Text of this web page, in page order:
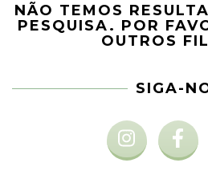
NÃO TEMOS
PESQUISA. POR
OUTROS
SIGA-